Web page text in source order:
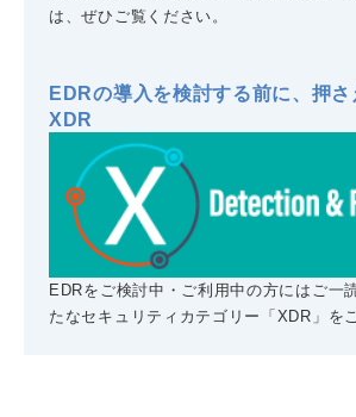
は、ぜひご覧ください。
EDRの導入を検討する前に、押
XDR
EDRをご検討中・ご利用中の方にはご一
たなセキュリティカテゴリー「XDR」を